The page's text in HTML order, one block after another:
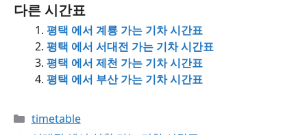
다른 시간표
평택 에서 계룡 가는 기차 시간표
평택 에서 서대전 가는 기차 시간표
평택 에서 제천 가는 기차 시간표
평택 에서 부산 가는 기차 시간표
Categories
timetable